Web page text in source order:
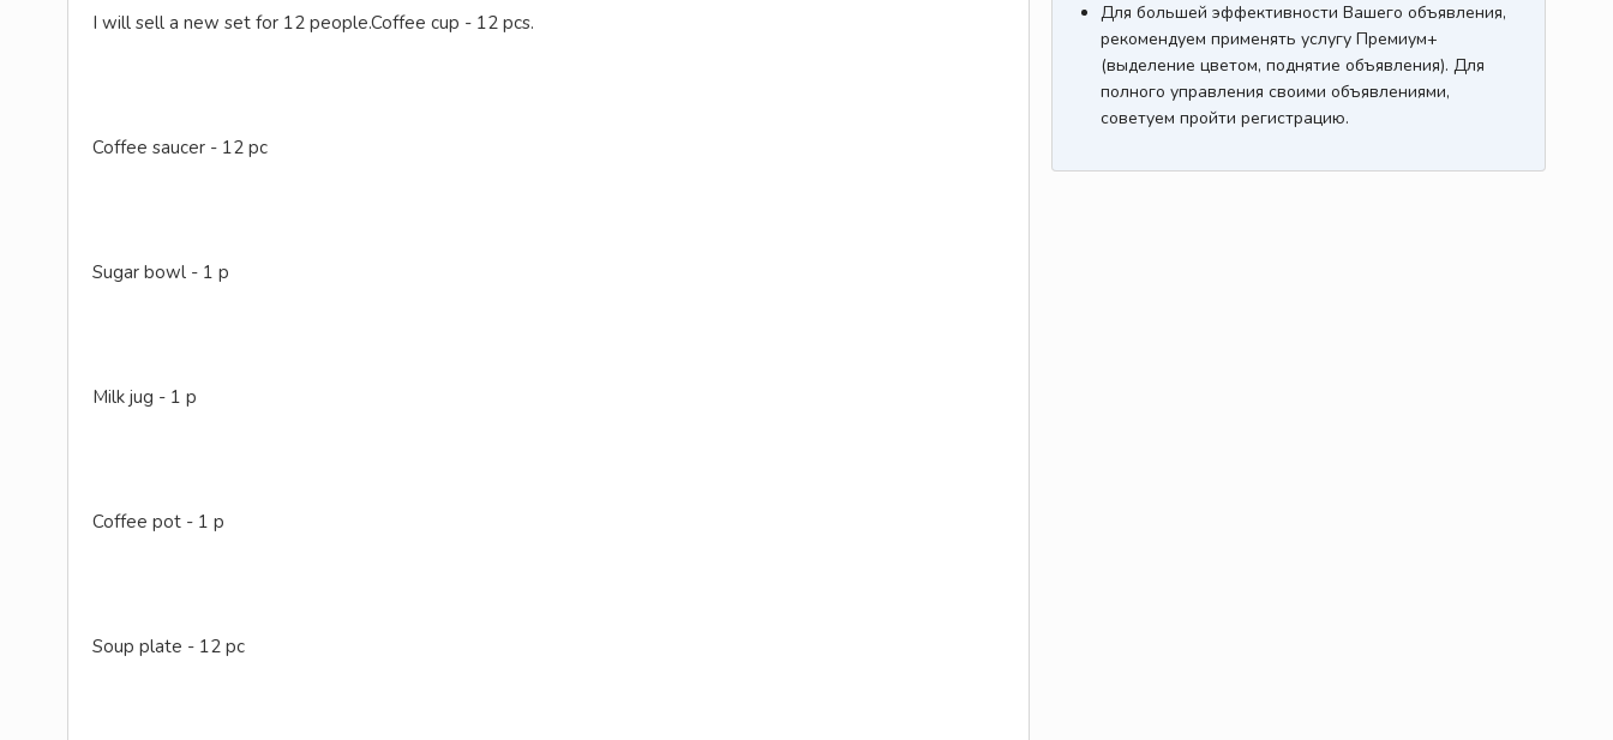
I will sell a new set for 12 people.Coffee cup - 12 pcs.
Coffee saucer - 12 pc
Sugar bowl - 1 p
Milk jug - 1 p
Coffee pot - 1 p
Soup plate - 12 pc
Для большей эффективности Вашего объявления,
рекомендуем применять услугу Премиум+
(выделение цветом, поднятие объявления). Для
полного управления своими объявлениями,
советуем пройти регистрацию.